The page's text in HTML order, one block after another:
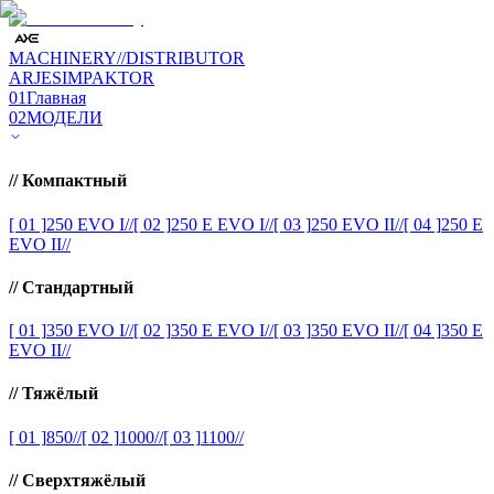
MACHINERY//DISTRIBUTOR
ARJESIMPAKTOR
01Главная
02МОДЕЛИ
// Компактный
[ 01 ]250 EVO I//[ 02 ]250 E EVO I//[ 03 ]250 EVO II//[ 04 ]250 E
EVO II//
// Стандартный
[ 01 ]350 EVO I//[ 02 ]350 E EVO I//[ 03 ]350 EVO II//[ 04 ]350 E
EVO II//
// Тяжёлый
[ 01 ]850//[ 02 ]1000//[ 03 ]1100//
// Сверхтяжёлый